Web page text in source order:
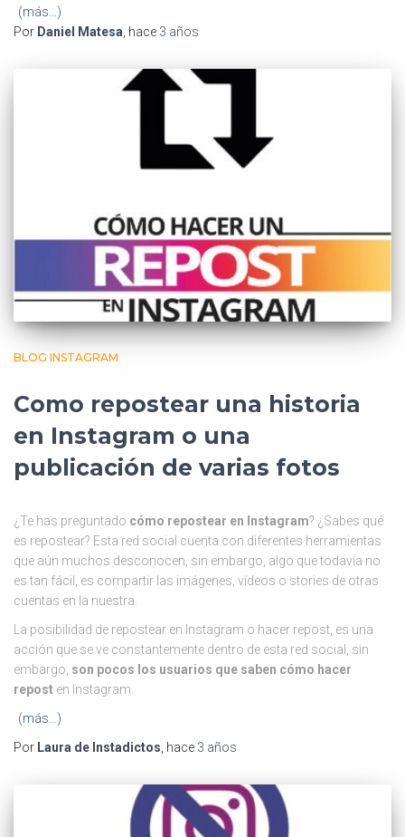
(más…)
Por Daniel Matesa , hace 3 años
BLOG INSTAGRAM
Como repostear una historia
en Instagram o una
publicación de varias fotos
¿Te has preguntado cómo repostear en Instagram? ¿Sabes qué
es repostear? Esta red social cuenta con diferentes herramientas
que aún muchos desconocen, sin embargo, algo que todavía no
es tan fácil, es compartir las imágenes, vídeos o stories de otras
cuentas en la nuestra.
La posibilidad de repostear en Instagram o hacer repost, es una
acción que se ve constantemente dentro de esta red social, sin
embargo, son pocos los usuarios que saben cómo hacer
repost en Instagram.
(más…)
Por Laura de Instadictos , hace 3 años